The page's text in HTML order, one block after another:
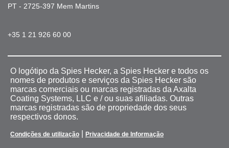
PT - 2725-397 Mem Martins
+35 1 21 926 60 00
O logótipo da Spies Hecker, a Spies Hecker e todos os
nomes de produtos e serviços da Spies Hecker são
marcas comerciais ou marcas registradas da Axalta
Coating Systems, LLC e / ou suas afiliadas. Outras
marcas registradas são de propriedade dos seus
respectivos donos.
Condições de utilização Privacidade de Informação